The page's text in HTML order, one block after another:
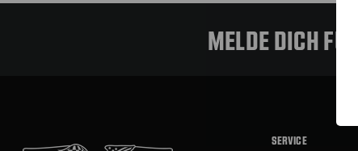
MELDE DICH
SERVICE